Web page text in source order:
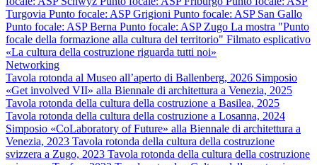
Turgovia Punto focale: ASP Grigioni Punto focale: ASP San Gallo
Punto focale: ASP Berna Punto focale: ASP Zugo La mostra "Punto
focale della formazione alla cultura del territorio" Filmato esplicativo
«La cultura della costruzione riguarda tutti noi»
Networking
Tavola rotonda al Museo all’aperto di Ballenberg, 2026 Simposio
«Get involved VII» alla Biennale di architettura a Venezia, 2025
Tavola rotonda della cultura della costruzione a Basilea, 2025
Tavola rotonda della cultura della costruzione a Losanna, 2024
Simposio «CoLaboratory of Future» alla Biennale di architettura a
Venezia, 2023 Tavola rotonda della cultura della costruzione
svizzera a Zugo, 2023 Tavola rotonda della cultura della costruzione